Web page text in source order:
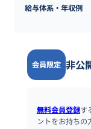
給与体系・年収例
会員限定 非公
無料会員登録す
ントをお持ちの